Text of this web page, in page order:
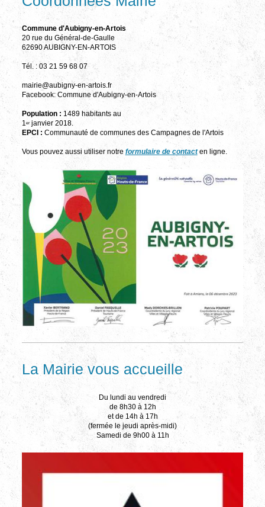
Commune d'Aubigny-en-Artois
20 rue du Général-de-Gaulle
62690 AUBIGNY-EN-ARTOIS
Tél. : 03 21 59 68 07
mairie@aubigny-en-artois.fr
Facebook: Commune d'Aubigny-en-Artois
Population : 1489 habitants au
1 erjanvier 2018.
EPCI : Communauté de communes des Campagnes de l'Artois
Vous pouvez aussi utiliser notre formulaire de contact en ligne.
La Mairie vous accueille
Du lundi au vendredi
de 8h30 à 12h
et de 14h à 17h
(fermée le jeudi après-midi)
Samedi de 9h00 à 11h